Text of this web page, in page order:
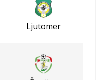
Ljutomer